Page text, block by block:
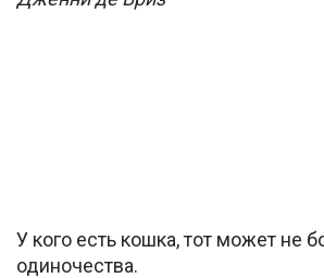
У кого есть кошка, тот может не
одиночества.